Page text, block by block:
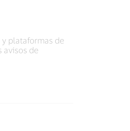
plataformas de
avisos de